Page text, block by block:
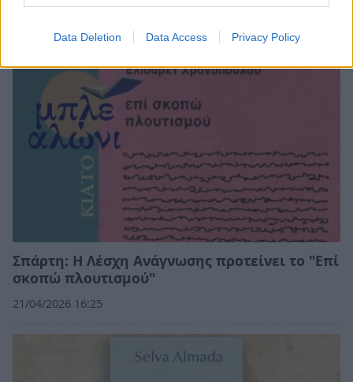
Data Deletion Data Access Privacy Policy
Σπάρτη: Η Λέσχη Ανάγνωσης προτείνει το "Επί
σκοπώ πλουτισμού"
21/04/2026 16:25